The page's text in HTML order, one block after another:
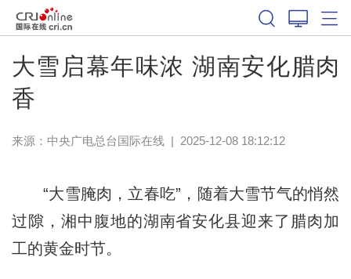
大雪启幕年味浓 湖南安化腊肉
香
来源：中央广电总台国际在线| 2025-12-08 18:12:12
“大雪腌肉，立春吃”，随着大雪节气的悄然
过隙，湘中腹地的湖南省安化县迎来了腊肉加
工的黄金时节。